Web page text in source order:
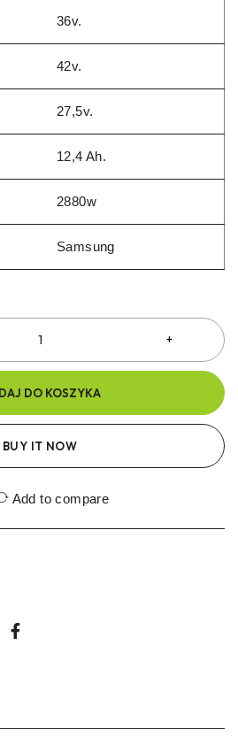
36v.
42v.
27,5v.
12,4 Ah.
2880w
Samsung
DO KOSZYKA
BUY IT NOW
Add to compare